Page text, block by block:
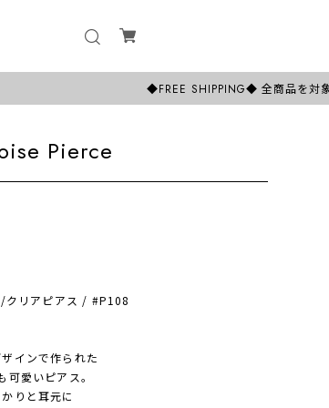
◆FREE SHIPPING◆ 全商品を対象に1点からで
Pierce
リアピアス / #P108
インで作られた
愛いピアス。
りと耳元に